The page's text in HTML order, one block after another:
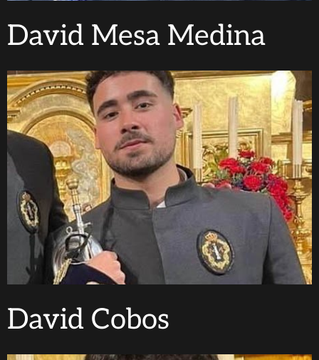
David Mesa Medina
David Cobos